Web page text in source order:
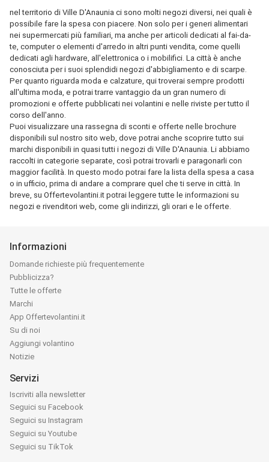
nel territorio di Ville D'Anaunia ci sono molti negozi diversi, nei quali è
possibile fare la spesa con piacere. Non solo per i generi alimentari
nei supermercati più familiari, ma anche per articoli dedicati al fai-da-
te, computer o elementi d'arredo in altri punti vendita, come quelli
dedicati agli hardware, all'elettronica o i mobilifici. La città è anche
conosciuta per i suoi splendidi negozi d'abbigliamento e di scarpe.
Per quanto riguarda moda e calzature, qui troverai sempre prodotti
all'ultima moda, e potrai trarre vantaggio da un gran numero di
promozioni e offerte pubblicati nei volantini e nelle riviste per tutto il
corso dell'anno.
Puoi visualizzare una rassegna di sconti e offerte nelle brochure
disponibili sul nostro sito web, dove potrai anche scoprire tutto sui
marchi disponibili in quasi tutti i negozi di Ville D'Anaunia. Li abbiamo
raccolti in categorie separate, così potrai trovarli e paragonarli con
maggior facilità. In questo modo potrai fare la lista della spesa a casa
o in ufficio, prima di andare a comprare quel che ti serve in città. In
breve, su Offertevolantini.it potrai leggere tutte le informazioni su
negozi e rivenditori web, come gli indirizzi, gli orari e le offerte.
Informazioni
Domande richieste più frequentemente
Pubblicizza?
Tutte le offerte
Marchi
App Offertevolantini.it
Su di noi
Aggiungi volantino
Notizie
Servizi
Iscriviti alla newsletter
Seguici su Facebook
Seguici su Instagram
Seguici su Youtube
Seguici su TikTok